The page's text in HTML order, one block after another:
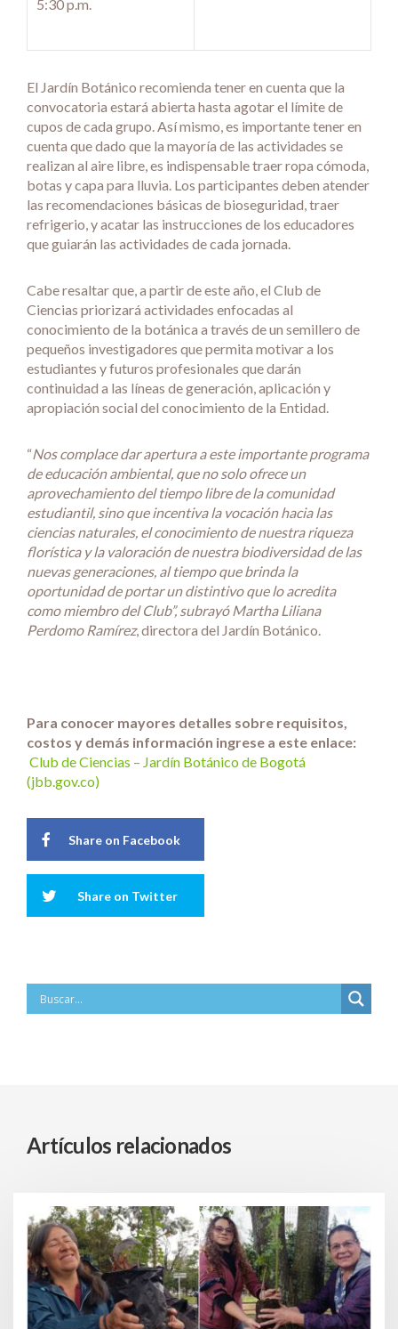
5:30 p.m.
El Jardín Botánico recomienda tener en cuenta que la
convocatoria estará abierta hasta agotar el límite de
cupos de cada grupo. Así mismo, es importante tener en
cuenta que dado que la mayoría de las actividades se
realizan al aire libre, es indispensable traer ropa cómoda,
botas y capa para lluvia. Los participantes deben atender
las recomendaciones básicas de bioseguridad, traer
refrigerio, y acatar las instrucciones de los educadores
que guiarán las actividades de cada jornada.
Cabe resaltar que, a partir de este año, el Club de
Ciencias priorizará actividades enfocadas al
conocimiento de la botánica a través de un semillero de
pequeños investigadores que permita motivar a los
estudiantes y futuros profesionales que darán
continuidad a las líneas de generación, aplicación y
apropiación social del conocimiento de la Entidad.
“Nos complace dar apertura a este importante programa
de educación ambiental, que no solo ofrece un
aprovechamiento del tiempo libre de la comunidad
estudiantil, sino que incentiva la vocación hacia las
ciencias naturales, el conocimiento de nuestra riqueza
florística y la valoración de nuestra biodiversidad de las
nuevas generaciones, al tiempo que brinda la
oportunidad de portar un distintivo que lo acredita
como miembro del Club”, subrayó Martha Liliana
Perdomo Ramírez, directora del Jardín Botánico.
Para conocer mayores detalles sobre requisitos,
costos y demás información ingrese a este enlace:
Club de Ciencias – Jardín Botánico de Bogotá
(jbb.gov.co)
Share on Facebook
Share on Twitter
Artículos relacionados